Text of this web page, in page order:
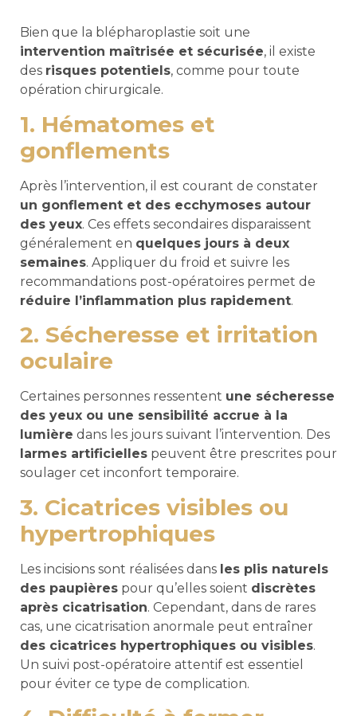
Bien que la blépharoplastie soit une
intervention maîtrisée et sécurisée, il existe
des risques potentiels, comme pour toute
opération chirurgicale.
1. Hématomes et
gonflements
Après l’intervention, il est courant de constater
un gonflement et des ecchymoses autour
des yeux. Ces effets secondaires disparaissent
généralement en quelques jours à deux
semaines. Appliquer du froid et suivre les
recommandations post-opératoires permet de
réduire l’inflammation plus rapidement.
2. Sécheresse et irritation
oculaire
Certaines personnes ressentent une sécheresse
des yeux ou une sensibilité accrue à la
lumière dans les jours suivant l’intervention. Des
larmes artificielles peuvent être prescrites pour
soulager cet inconfort temporaire.
3. Cicatrices visibles ou
hypertrophiques
Les incisions sont réalisées dans les plis naturels
des paupières pour qu’elles soient discrètes
après cicatrisation. Cependant, dans de rares
cas, une cicatrisation anormale peut entraîner
des cicatrices hypertrophiques ou visibles.
Un suivi post-opératoire attentif est essentiel
pour éviter ce type de complication.